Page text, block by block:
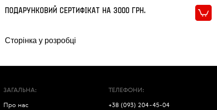
ПОДАРУНКОВИЙ СЕРТИФІКАТ НА 3000 ГРН.
Сторінка у розробці
ЗАГАЛЬНА:
Про нас
ТЕЛЕФОНИ:
+38 (093) 204-45-04